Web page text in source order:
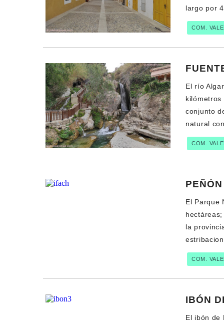
largo por
COM.
El río
conjunto
natural
COM.
El Parque
la
COM.
IBÓN
El ibón de